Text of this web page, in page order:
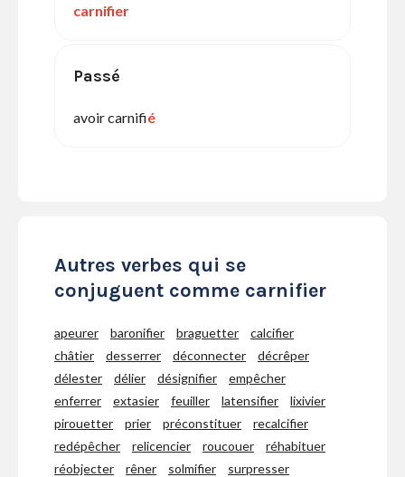
carnifier
Passé
avoir carnifié
Autres verbes qui se
conjuguent comme carnifier
apeurer baronifier braguetter
calcifier
châtier
desserrer déconnecter
décrêper
délester
délier désignifier
empêcher
enferrer
extasier feuiller latensifier
lixivier
pirouetter
prier préconstituer
recalcifier
redépêcher
relicencier roucouer
réhabituer
réobjecter
rêner solmifier
surpresser